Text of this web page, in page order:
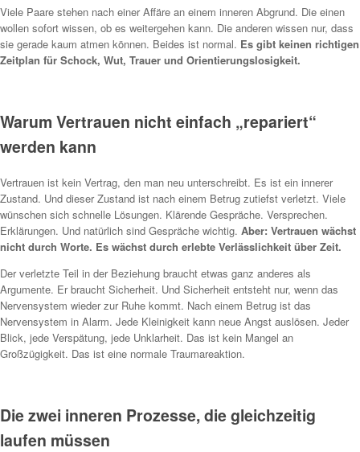
Viele Paare stehen nach einer Affäre an einem inneren Abgrund. Die einen
wollen sofort wissen, ob es weitergehen kann. Die anderen wissen nur, dass
sie gerade kaum atmen können. Beides ist normal. Es gibt keinen richtigen
Zeitplan für Schock, Wut, Trauer und Orientierungslosigkeit.
Warum Vertrauen nicht einfach „repariert“
werden kann
Vertrauen ist kein Vertrag, den man neu unterschreibt. Es ist ein innerer
Zustand. Und dieser Zustand ist nach einem Betrug zutiefst verletzt. Viele
wünschen sich schnelle Lösungen. Klärende Gespräche. Versprechen.
Erklärungen. Und natürlich sind Gespräche wichtig. Aber: Vertrauen wächst
nicht durch Worte. Es wächst durch erlebte Verlässlichkeit über Zeit.
Der verletzte Teil in der Beziehung braucht etwas ganz anderes als
Argumente. Er braucht Sicherheit. Und Sicherheit entsteht nur, wenn das
Nervensystem wieder zur Ruhe kommt. Nach einem Betrug ist das
Nervensystem in Alarm. Jede Kleinigkeit kann neue Angst auslösen. Jeder
Blick, jede Verspätung, jede Unklarheit. Das ist kein Mangel an
Großzügigkeit. Das ist eine normale Traumareaktion.
Die zwei inneren Prozesse, die gleichzeitig
laufen müssen